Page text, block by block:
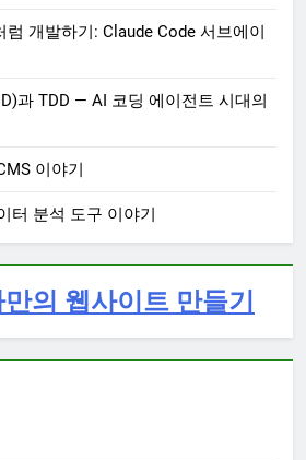
럼 개발하기: Claude Code 서브에이
과 TDD — AI 코딩 에이전트 시대의
이야기
터 분석 도구 이야기
의 웹사이트 만들기